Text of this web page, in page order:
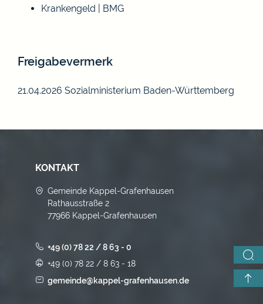
Krankengeld | BMG
Freigabevermerk
21.04.2026 Sozialministerium Baden-Württemberg
KONTAKT
Gemeinde Kappel-Grafenhausen
Rathausstraße 2
77966 Kappel-Grafenhausen
+49 (0) 78 22 / 8 63 - 0
+49 (0) 78 22 / 8 63 - 18
gemeinde@kappel-grafenhausen.de